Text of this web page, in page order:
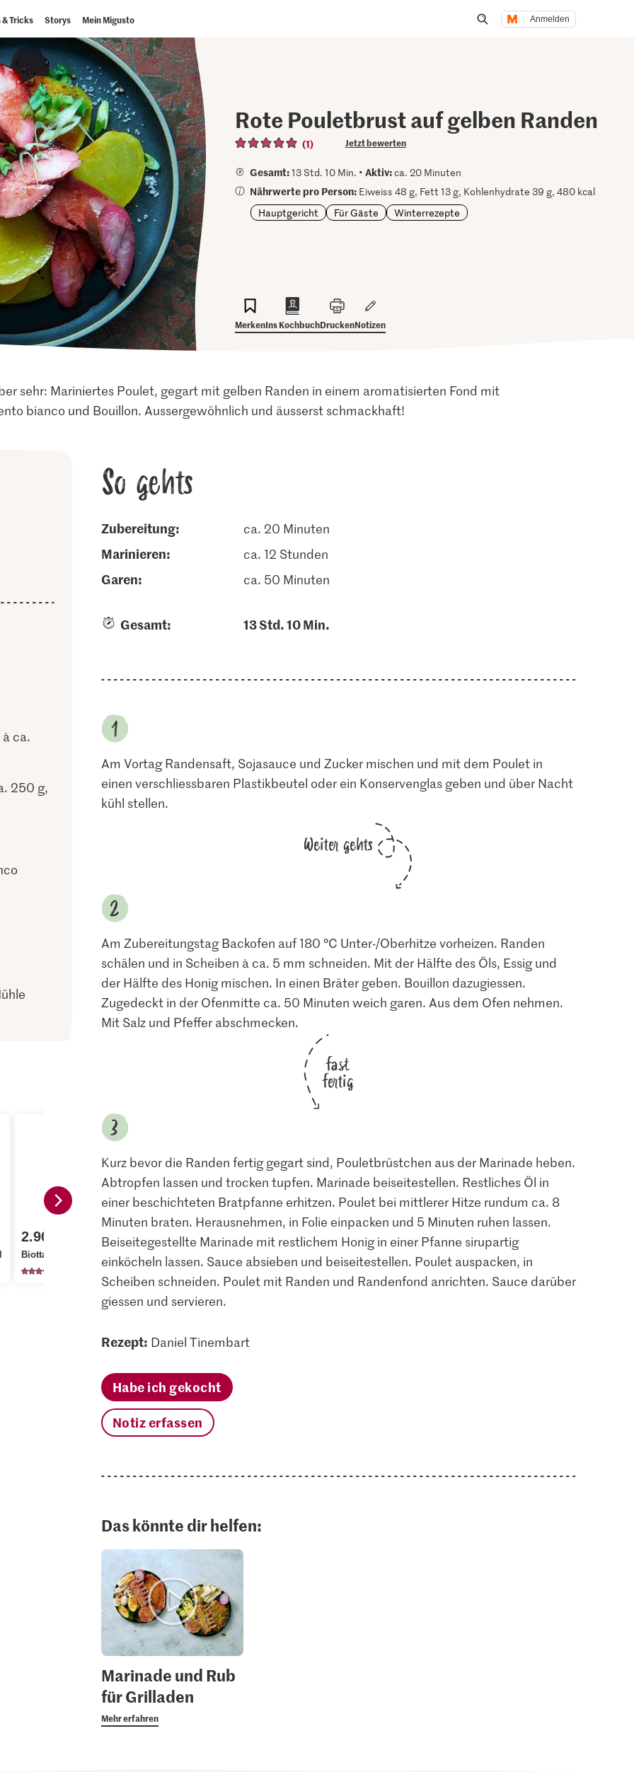
Tricks Storys Mein Migusto Anmelden
Rote Pouletbrust auf gelben Randen
(1) Jetzt bewerten
Gesamt:13 Std. 10 Min. •Aktiv:ca. 20 Minuten
Nährwerte pro Person: Eiweiss 48 g, Fett 13 g, Kohlenhydrate 39 g, 480 kcal
Hauptgericht
Für Gäste Winterrezepte
MerkenIns KochbuchDruckenNotizen
sehr: Mariniertes Poulet, gegart mit gelben Randen in einem aromatisierten Fond mit
bianco und Bouillon. Aussergewöhnlich und äusserst schmackhaft!
ca.
250 g,
2.90
Biotta Bio Randensaft
2.80
M-Classic Pfeffer
schwarz
104
3.15
Kikkoman Sojasauce
218
4.00
Knorr Gemüsebouillon
Würfel
174
2.30
Migros Rohzucker aus
Zuckerrohr grob
So gehts
Zubereitung: ca. 20 Minuten
marinieren: ca. 12 Stunden
garen: ca. 50 Minuten
Gesamt: 13 Std. 10 Min.
Am Vortag Randensaft, Sojasauce und Zucker mischen und mit dem Poulet in
einen verschliessbaren Plastikbeutel oder ein Konservenglas geben und über Nacht
kühl stellen.
Weiter gehts
Am Zubereitungstag Backofen auf 180 °C Unter-/Oberhitze vorheizen. Randen
schälen und in Scheiben à ca. 5 mm schneiden. Mit der Hälfte des Öls, Essig und
der Hälfte des Honig mischen. In einen Bräter geben. Bouillon dazugiessen.
Zugedeckt in der Ofenmitte ca. 50 Minuten weich garen. Aus dem Ofen nehmen.
Mit Salz und Pfeffer abschmecken.
fast
fertig
Kurz bevor die Randen fertig gegart sind, Pouletbrüstchen aus der Marinade heben.
Abtropfen lassen und trocken tupfen. Marinade beiseitestellen. Restliches Öl in
einer beschichteten Bratpfanne erhitzen. Poulet bei mittlerer Hitze rundum ca. 8
Minuten braten. Herausnehmen, in Folie einpacken und 5 Minuten ruhen lassen.
Beiseitegestellte Marinade mit restlichem Honig in einer Pfanne sirupartig
einköcheln lassen. Sauce absieben und beiseitestellen. Poulet auspacken, in
Scheiben schneiden. Poulet mit Randen und Randenfond anrichten. Sauce darüber
giessen und servieren.
Rezept: Daniel Tinembart
Habe ich gekocht
Notiz erfassen
Das könnte dir helfen:
Marinade und Rub
für Grilladen
Mehr erfahren